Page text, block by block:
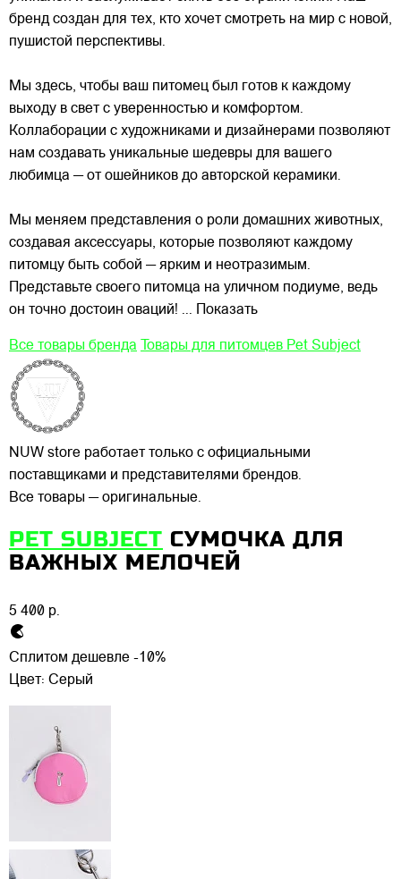
бренд создан для тех, кто хочет смотреть на мир с новой,
пушистой перспективы.
Мы здесь, чтобы ваш питомец был готов к каждому
выходу в свет с уверенностью и комфортом.
Коллаборации с художниками и дизайнерами позволяют
нам создавать уникальные шедевры для вашего
любимца — от ошейников до авторской керамики.
Мы меняем представления о роли домашних животных,
создавая аксессуары, которые позволяют каждому
питомцу быть собой — ярким и неотразимым.
Представьте своего питомца на уличном подиуме, ведь
он точно достоин оваций! ... Показать
Все товары бренда Товары для питомцев Pet Subject
NUW store работает только с официальными
поставщиками и представителями брендов.
Все товары — оригинальные.
PET SUBJECT СУМОЧКА ДЛЯ
ВАЖНЫХ МЕЛОЧЕЙ
5 400 р.
Сплитом дешевле -10%
Цвет: Серый